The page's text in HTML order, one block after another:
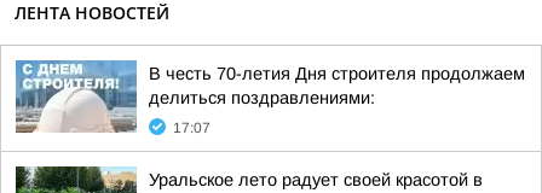
ЛЕНТА НОВОСТЕЙ
В честь 70-летия Дня строителя продолжаем
делиться поздравлениями:
17:07
Уральское лето радует своей красотой в